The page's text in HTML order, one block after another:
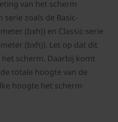
van het scherm
zoals de Basic-
(bxh)) en Classic-serie
(bxh)). Let op dat dit
scherm. Daarbij komt
totale hoogte van de
hoogte het scherm